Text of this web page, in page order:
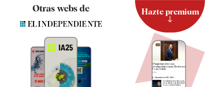
Contacto
Quiénes somos
Especificaciones
Otras webs de Hazte premium